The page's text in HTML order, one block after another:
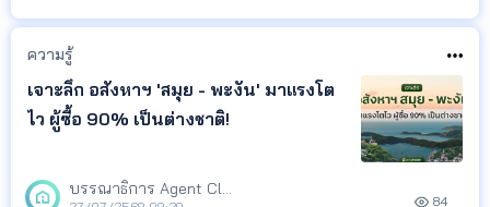
ความรู้
เจาะลึก อสังหาฯ 'สมุย - พะงัน' มาแรงโต
ไว ผู้ซื้อ 90% เป็นต่างชาติ!
บรรณาธิการ Agent Club
84